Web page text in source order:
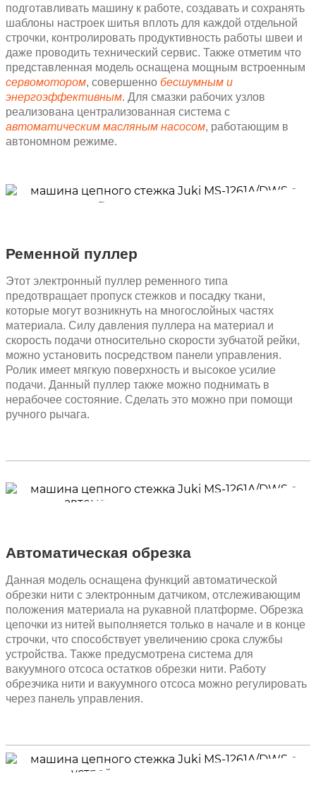
подготавливать машину к работе, создавать и сохранять
шаблоны настроек шитья вплоть для каждой отдельной
строчки, контролировать продуктивность работы швеи и
даже проводить технический сервис. Также отметим что
представленная модель оснащена мощным встроенным
сервомотором, совершенно бесшумным и
энергоэффективным. Для смазки рабочих узлов
реализована централизованная система с
автоматическим масляным насосом, работающим в
автономном режиме.
Ременной пуллер
Этот электронный пуллер ременного типа
предотвращает пропуск стежков и посадку ткани,
которые могут возникнуть на многослойных частях
материала. Силу давления пуллера на материал и
скорость подачи относительно скорости зубчатой рейки,
можно установить посредством панели управления.
Ролик имеет мягкую поверхность и высокое усилие
подачи. Данный пуллер также можно поднимать в
нерабочее состояние. Сделать это можно при помощи
ручного рычага.
Автоматическая обрезка
Данная модель оснащена функций автоматической
обрезки нити с электронным датчиком, отслеживающим
положения материала на рукавной платформе. Обрезка
цепочки из нитей выполняется только в начале и в конце
строчки, что способствует увеличению срока службы
устройства. Также предусмотрена система для
вакуумного отсоса остатков обрезки нити. Работу
обрезчика нити и вакуумного отсоса можно регулировать
через панель управления.